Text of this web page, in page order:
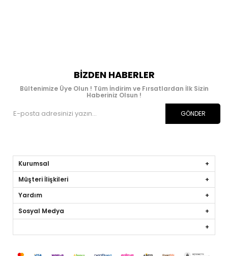
BIZDEN HABERLER
Bültenimize Üye Olun ! Tüm İndirim ve Fırsatlardan İlk Sizin
Haberiniz Olsun !
GÖNDER
Kurumsal
Müşteri İlişkileri
Yardım
Sosyal Medya